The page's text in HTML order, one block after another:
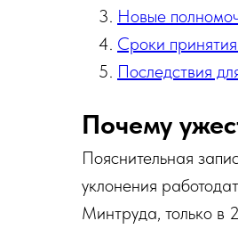
Новые
Сроки
Последствия
Почему
Пояснительная
уклонения
Минтруда, только в